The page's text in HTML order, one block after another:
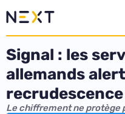
Signal : les
allemands
Le chiffrement ne protège